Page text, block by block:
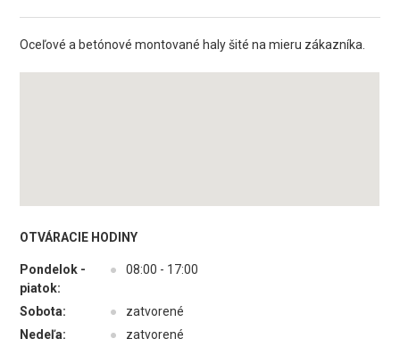
Oceľové a betónové montované haly šité na mieru zákazníka.
OTVÁRACIE HODINY
Pondelok -
piatok:
● 08:00 - 17:00
Sobota: ●
zatvorené
Nedeľa:
● zatvorené